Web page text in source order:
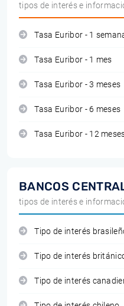
tipos de interés e
Tasa Euribor - 1
Tasa Euribor - 1 mes
Tasa Euribor - 3 meses
Tasa Euribor - 6 meses
Tasa Euribor - 12
BANCOS
tipos de interés e
Tipo de interés
Tipo de interés
Tipo de interés